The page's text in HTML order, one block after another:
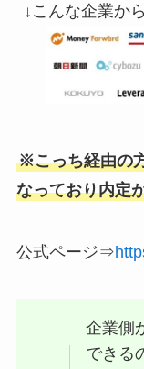
↓こんな企業か
※こっち経由の
なっており内定
公式ページ⇒
企業側
できる